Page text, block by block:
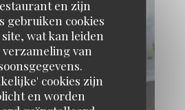
en zijn
gebruiken cookies
wat kan leiden
verzameling van
cookies zijn
en worden